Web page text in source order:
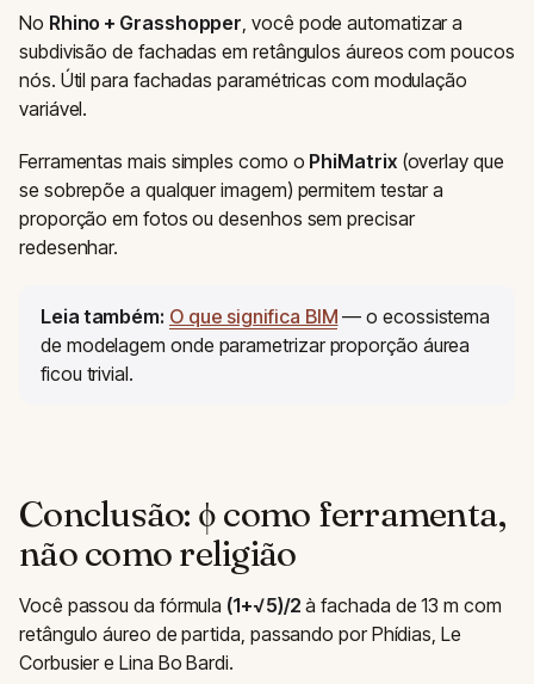
No Rhino + Grasshopper, você pode automatizar a
subdivisão de fachadas em retângulos áureos com poucos
nós. Útil para fachadas paramétricas com modulação
variável.
Ferramentas mais simples como o PhiMatrix(overlay que
se sobrepõe a qualquer imagem) permitem testar a
proporção em fotos ou desenhos sem precisar
redesenhar.
Leia também: O que significa BIM — o ecossistema
de modelagem onde parametrizar proporção áurea
ficou trivial.
Conclusão: φ como ferramenta,
não como religião
Você passou da fórmula (1+√5)/2 à fachada de 13 m com
retângulo áureo de partida, passando por Phídias, Le
Corbusier e Lina Bo Bardi.